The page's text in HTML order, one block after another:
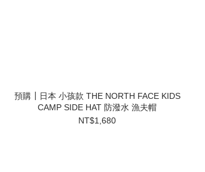
預購┃日本 小孩款 THE NORTH FACE KIDS
CAMP SIDE HAT 防潑水 漁夫帽
NT$1,680